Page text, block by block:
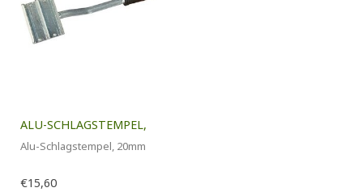
ALU-SCHLAGSTEMPEL,
Alu-Schlagstempel, 20mm
€15,60